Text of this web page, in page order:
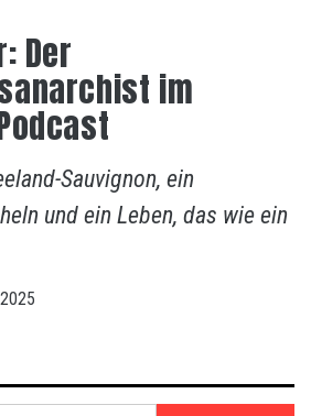
Der
im
Sauvignon, ein
und ein Leben, das wie ein